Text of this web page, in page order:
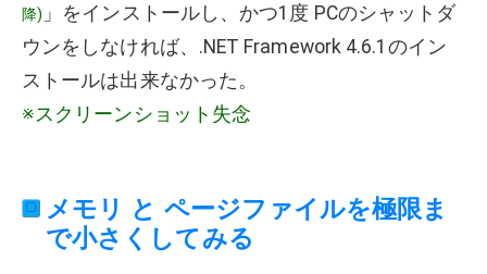
降) 」をインストールし、かつ1度 PCのシャットダ
ウンをしなければ、.NET Framework 4.6.1のイン
ストールは出来なかった。
※スクリーンショット失念
メモリ と ページファイルを極限ま
で小さくしてみる